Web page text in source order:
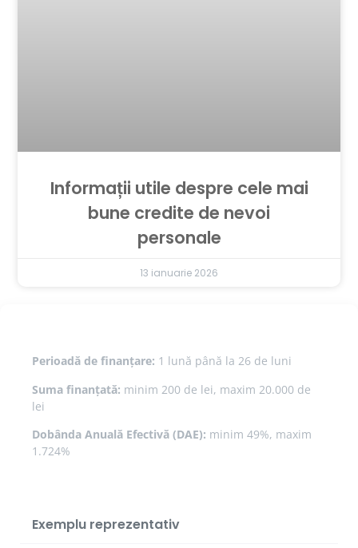
Informații utile despre cele mai
bune credite de nevoi
personale
13 ianuarie 2026
Perioadă de finanțare: 1 lună până la 26 de luni
Suma finanțată: minim 200 de lei, maxim 20.000 de
lei
Dobânda Anuală Efectivă (DAE): minim 49%, maxim
1.724%
Exemplu reprezentativ